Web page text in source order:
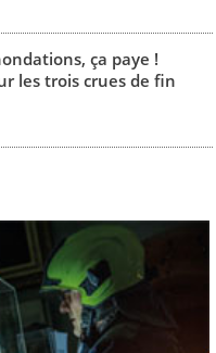
ça paye !
les trois crues de fin